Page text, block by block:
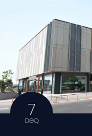
7
DƏQ